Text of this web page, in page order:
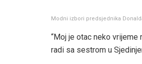
Modni izbori predsjednika
“Moj je otac neko vrijeme
radi sa sestrom u